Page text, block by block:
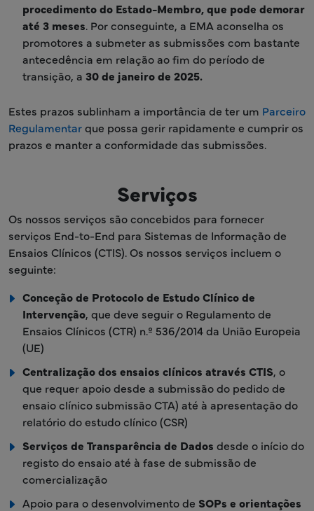
procedimento do Estado-Membro, que pode demorar
até 3 meses. Por conseguinte, a EMA aconselha os
promotores a submeter as submissões com bastante
antecedência em relação ao fim do período de
transição, a 30 de janeiro de 2025.
Estes prazos sublinham a importância de ter um Parceiro
Regulamentarque possa gerir rapidamente e cumprir os
prazos e manter a conformidade das submissões.
Serviços
Os nossos serviços são concebidos para fornecer
serviços End-to-End para Sistemas de Informação de
Ensaios Clínicos (CTIS). Os nossos serviços incluem o
seguinte:
Conceção de Protocolo de Estudo Clínico de
Intervenção, que deve seguir o Regulamento de
Ensaios Clínicos (CTR) n.º 536/2014 da União Europeia
(UE)
Centralização dos ensaios clínicos através CTIS, o
que requer apoio desde a submissão do pedido de
ensaio clínico submissão CTA) até à apresentação do
relatório do estudo clínico (CSR)
Serviços de Transparência de Dados desde o início do
registo do ensaio até à fase de submissão de
comercialização
Apoio para o desenvolvimento de SOPs e orientações